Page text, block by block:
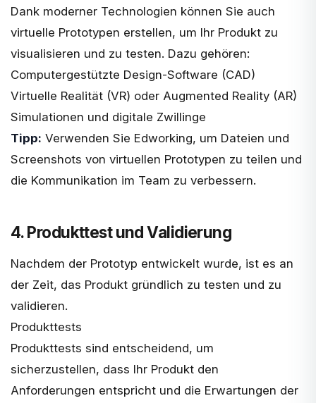
Dank moderner Technologien können Sie auch
virtuelle Prototypen erstellen, um Ihr Produkt zu
visualisieren und zu testen. Dazu gehören:
Computergestützte Design-Software (CAD)
Virtuelle Realität (VR) oder Augmented Reality (AR)
Simulationen und digitale Zwillinge
Tipp: Verwenden Sie Edworking, um Dateien und
Screenshots von virtuellen Prototypen zu teilen und
die Kommunikation im Team zu verbessern.
4. Produkttest und Validierung
Nachdem der Prototyp entwickelt wurde, ist es an
der Zeit, das Produkt gründlich zu testen und zu
validieren.
Produkttests
Produkttests sind entscheidend, um
sicherzustellen, dass Ihr Produkt den
Anforderungen entspricht und die Erwartungen der